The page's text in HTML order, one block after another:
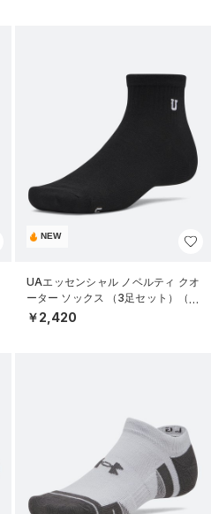
NEW
UAエッセンシャル ノベルティ クオ
ーター ソックス （3足セット）（ラ
イフスタイル/UNISEX）
￥2,420